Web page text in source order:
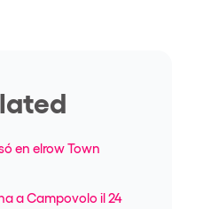
en elrow Town
a Campovolo il 24